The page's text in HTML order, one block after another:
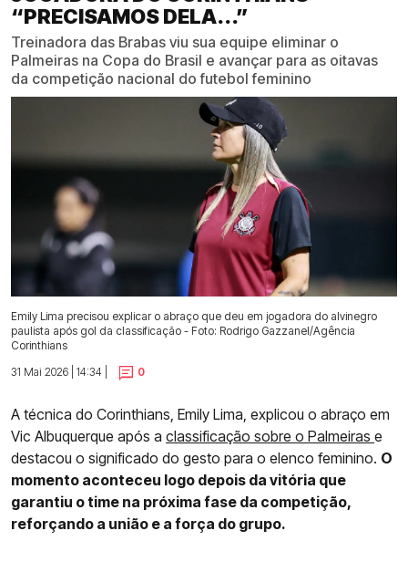
“PRECISAMOS DELA...”
Treinadora das Brabas viu sua equipe eliminar o
Palmeiras na Copa do Brasil e avançar para as oitavas
da competição nacional do futebol feminino
Emily Lima precisou explicar o abraço que deu em jogadora do alvinegro
paulista após gol da classificação - Foto: Rodrigo Gazzanel/Agência
Corinthians
31 Mai 2026 | 14:34 |
0
A técnica do Corinthians, Emily Lima, explicou o abraço em
Vic Albuquerque após a classificação sobre o Palmeiras e
destacou o significado do gesto para o elenco feminino. O
momento aconteceu logo depois da vitória que
garantiu o time na próxima fase da competição,
reforçando a união e a força do grupo.